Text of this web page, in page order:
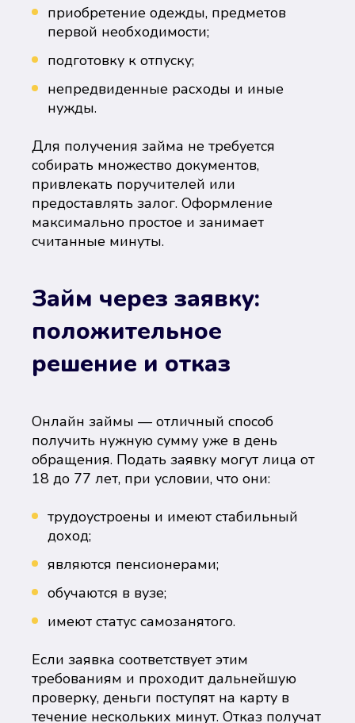
приобретение одежды, предметов
первой необходимости;
подготовку к отпуску;
непредвиденные расходы и иные
нужды.
Для получения займа не требуется
собирать множество документов,
привлекать поручителей или
предоставлять залог. Оформление
максимально простое и занимает
считанные минуты.
Займ через заявку:
положительное
решение и отказ
Онлайн займы — отличный способ
получить нужную сумму уже в день
обращения. Подать заявку могут лица от
18 до 77 лет, при условии, что они:
трудоустроены и имеют стабильный
доход;
являются пенсионерами;
обучаются в вузе;
имеют статус самозанятого.
Если заявка соответствует этим
требованиям и проходит дальнейшую
проверку, деньги поступят на карту в
течение нескольких минут. Отказ получат